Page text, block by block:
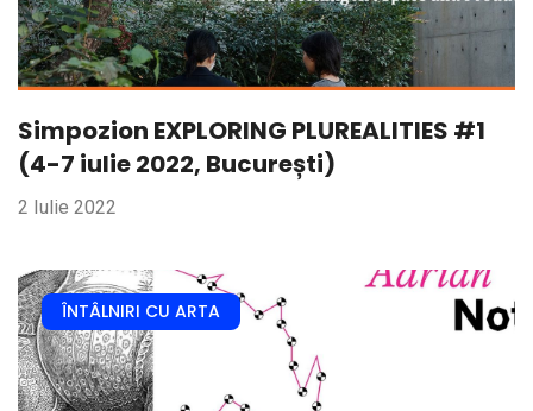
Simpozion EXPLORING PLUREALITIES #1
(4-7 iulie 2022, București)
2 Iulie 2022
ÎNTÂLNIRI CU ARTA